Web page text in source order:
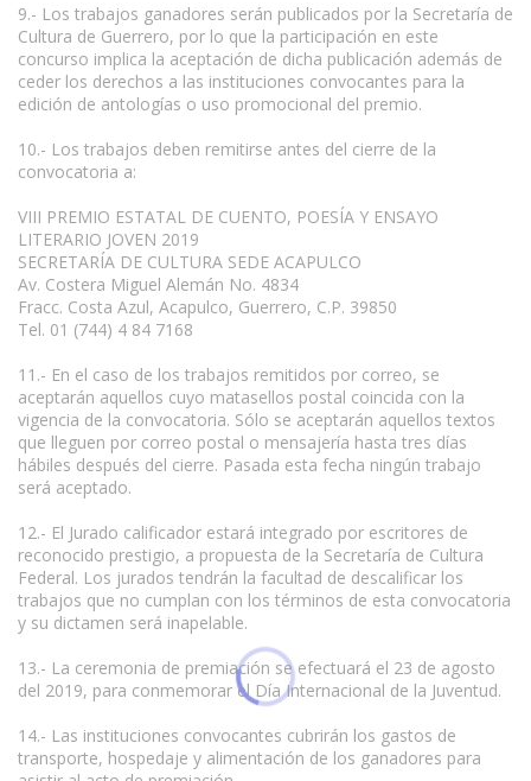
9.- Los trabajos ganadores serán publicados por la Secretaría de
Cultura de Guerrero, por lo que la participación en este
concurso implica la aceptación de dicha publicación además de
ceder los derechos a las instituciones convocantes para la
edición de antologías o uso promocional del premio.
10.- Los trabajos deben remitirse antes del cierre de la
convocatoria a:
VIII PREMIO ESTATAL DE CUENTO, POESÍA Y ENSAYO
LITERARIO JOVEN 2019
SECRETARÍA DE CULTURA SEDE ACAPULCO
Av. Costera Miguel Alemán No. 4834
Fracc. Costa Azul, Acapulco, Guerrero, C.P. 39850
Tel. 01 (744) 4 84 7168
11.- En el caso de los trabajos remitidos por correo, se
aceptarán aquellos cuyo matasellos postal coincida con la
vigencia de la convocatoria. Sólo se aceptarán aquellos textos
que lleguen por correo postal o mensajería hasta tres días
hábiles después del cierre. Pasada esta fecha ningún trabajo
será aceptado.
12.- El Jurado calificador estará integrado por escritores de
reconocido prestigio, a propuesta de la Secretaría de Cultura
Federal. Los jurados tendrán la facultad de descalificar los
trabajos que no cumplan con los términos de esta convocatoria
y su dictamen será inapelable.
13.- La ceremonia de premiación se efectuará el 23 de agosto
del 2019, para conmemorar el Día Internacional de la Juventud.
14.- Las instituciones convocantes cubrirán los gastos de
transporte, hospedaje y alimentación de los ganadores para